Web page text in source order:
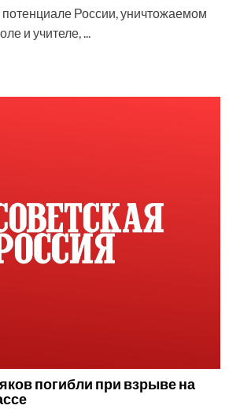
России, уничтожаемом
и учителе, ...
погибли при взрыве на